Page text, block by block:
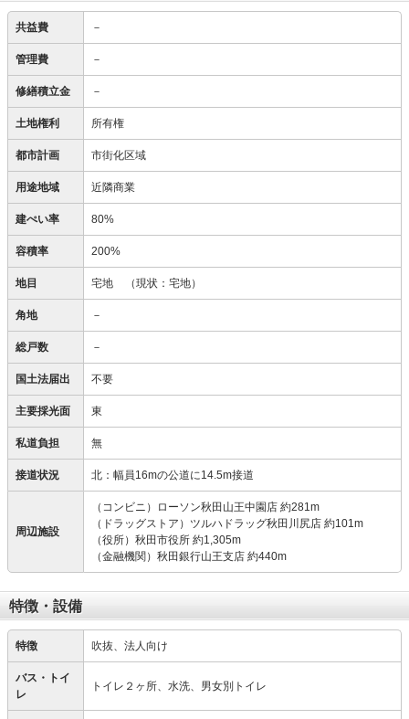
共益費 －
管理費 －
修繕積立金 －
土地権利 所有権
都市計画 市街化区域
用途地域 近隣商業
建ぺい率 80%
容積率 200%
地目 宅地 （現状：宅地）
角地 －
総戸数 －
国土法届出 不要
主要採光面 東
私道負担 無
接道状況 北：幅員16mの公道に14.5m接道
周辺施設
（コンビニ）ローソン秋田山王中園店 約281m
（ドラッグストア）ツルハドラッグ秋田川尻店 約101m
（役所）秋田市役所 約1,305m
（金融機関）秋田銀行山王支店 約440m
特徴・設備
特徴 吹抜、法人向け
バス・トイ
レ
トイレ２ヶ所、水洗、男女別トイレ